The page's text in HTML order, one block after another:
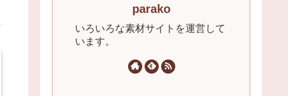
parako
いろいろな素材サイトを運営して
います。